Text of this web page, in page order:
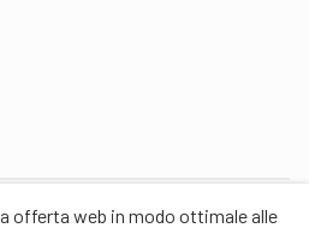
offerta web in modo ottimale alle